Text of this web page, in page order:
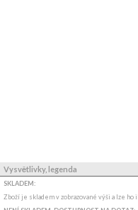
Vysvětlivky, legenda
SKLADEM:
Zboží je skladem v zobrazované výši a lze ho